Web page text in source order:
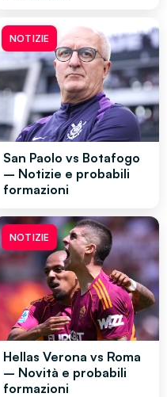
NOTIZIE
San Paolo vs Botafogo
– Notizie e probabili
formazioni
NOTIZIE
Hellas Verona vs Roma
– Novità e probabili
formazioni